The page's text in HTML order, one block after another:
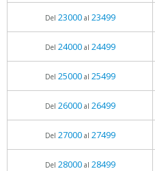
Del 23000al 23499
Del 24000al 24499
Del 25000al 25499
Del 26000al 26499
Del 27000al 27499
Del 28000al 28499